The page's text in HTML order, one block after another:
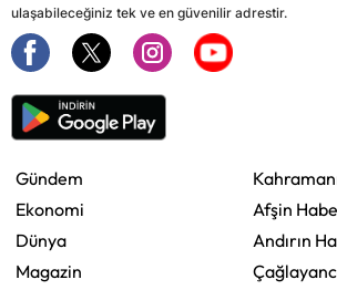
ulaşabileceğiniz tek ve en güvenilir adrestir.
Gündem
Ekonomi
Dünya
Magazin
Afşin
Andırın